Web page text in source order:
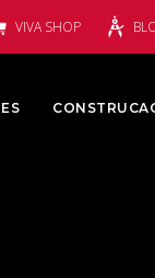
VIVA SHOP